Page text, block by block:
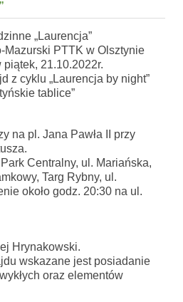
„Laurencja”
Mazurski PTTK w Olsztynie
piątek, 21.10.2022r.
z cyklu „Laurencja by night”
tablice”
na pl. Jana Pawła II przy
Centralny, ul. Mariańska,
Targ Rybny, ul.
około godz. 20:30 na ul.
Hrynakowski.
wskazane jest posiadanie
oraz elementów